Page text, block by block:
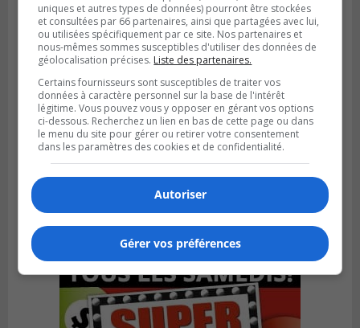
Publié le 4 août 2026 à 08h28
Longueuil demande de reporter une
élection partielle
uniques et autres types de données) pourront être stockées
et consultées par 66 partenaires, ainsi que partagées avec lui,
ou utilisées spécifiquement par ce site. Nos partenaires et
nous-mêmes sommes susceptibles d'utiliser des données de
géolocalisation précises. Liste des partenaires.
Certains fournisseurs sont susceptibles de traiter vos
données à caractère personnel sur la base de l'intérêt
légitime. Vous pouvez vous y opposer en gérant vos options
ci-dessous. Recherchez un lien en bas de cette page ou dans
le menu du site pour gérer ou retirer votre consentement
dans les paramètres des cookies et de confidentialité.
Autoriser
Gérer vos préférences